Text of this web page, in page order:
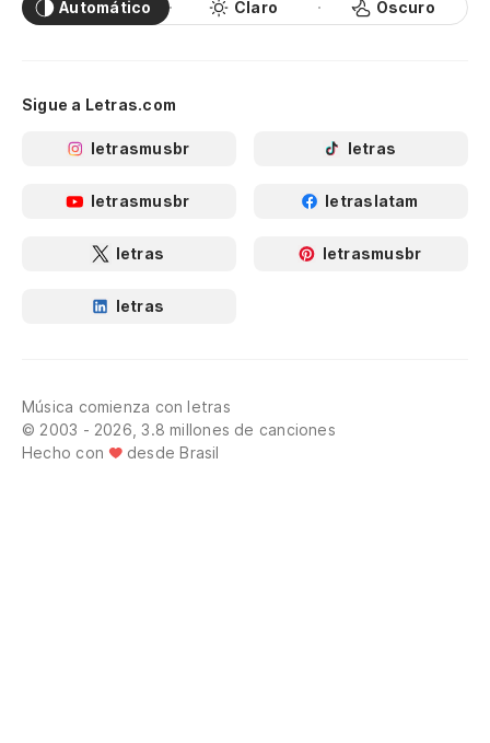
Automático Claro Oscuro
Sigue a Letras.com
letrasmusbr letras
letrasmusbr letraslatam
letras letrasmusbr
letras
Música comienza con letras
© 2003 - 2026, 3.8 millones de canciones
Hecho con
desde Brasil